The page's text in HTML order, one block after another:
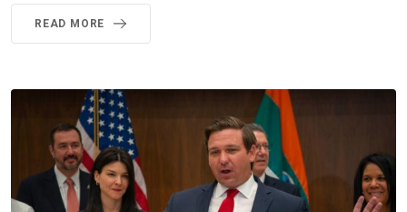
READ MORE